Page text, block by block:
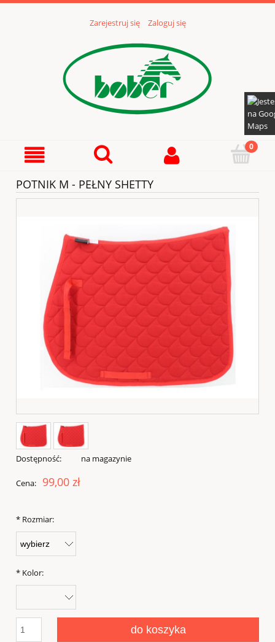
Zarejestruj się Zaloguj się
POTNIK M - PEŁNY SHETTY
Dostępność: na magazynie
Cena: 99,00 zł
* Rozmiar:
* Kolor:
do koszyka